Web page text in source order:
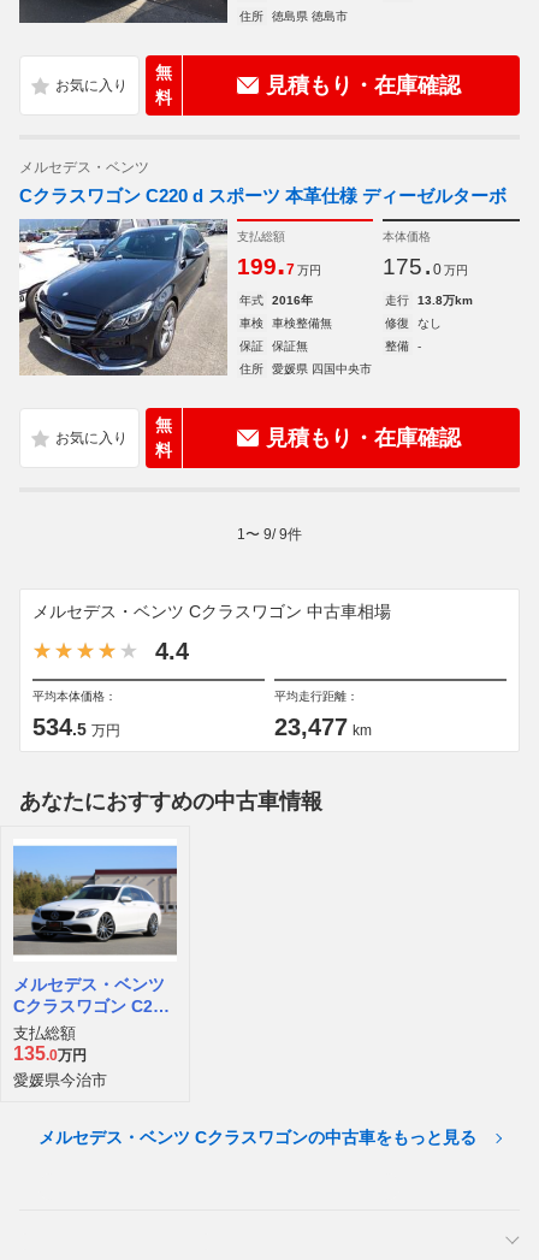
住所
徳島県 徳島市
無
料
見積もり・在庫確認
メルセデス・ベンツ
Cクラスワゴン C220 d スポーツ 本革仕様 ディーゼルターボ
支払総額
199.7 万円
本体価格
175. 0 万円
年式 2016年 走行
13.8万km
車検
車検整備無 修復
なし
保証
保証無 整備
-
住所
愛媛県 四国中央市
無
料
見積もり・在庫確認
1 〜 9/9件
メルセデス・ベンツ Cクラスワゴン 中古車相場
4.4
平均本体価格：
534.5 万円
平均走行距離：
23,477 km
あなたにおすすめの中古車情報
メルセデス・ベンツ
Cクラスワゴン C200
アバンギャルド
支払総額
135.0万円
愛媛県今治市
メルセデス・ベンツ Cクラスワゴンの中古車をもっと見る